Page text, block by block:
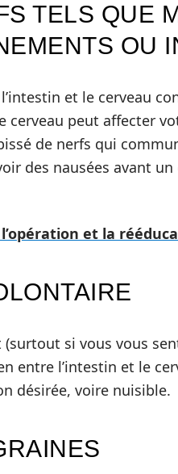
TELS QUE
OU
et le cerveau
cerveau peut affecter
de nerfs qui
des nausées avant un
et la
(surtout si vous vous
entre l’intestin et le
désirée, voire nuisible.